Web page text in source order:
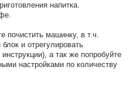
напитка.
почистить машинку, в т.ч.
и отрегулировать
а так же попробуйте
настройками по количеству